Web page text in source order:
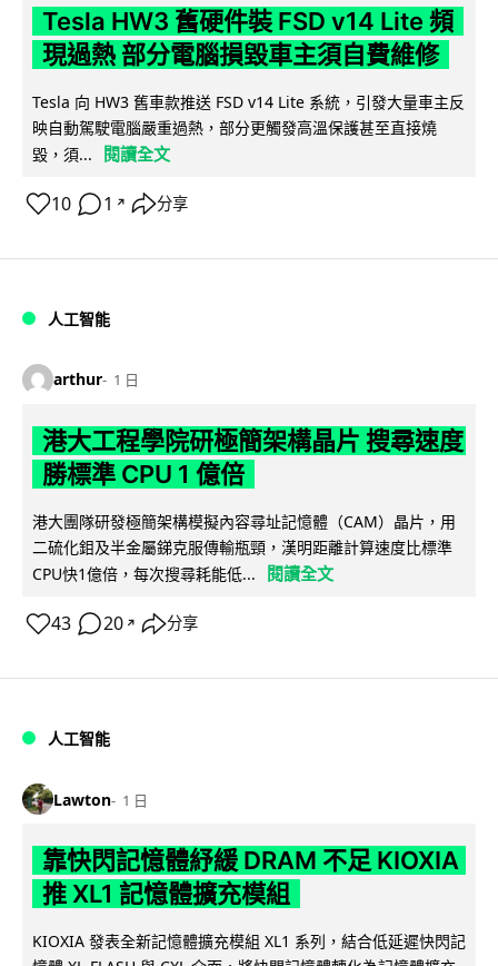
Tesla HW3 舊硬件裝 FSD v14 Lite 頻
現過熱 部分電腦損毀車主須自費維修
Tesla 向 HW3 舊車款推送 FSD v14 Lite 系統，引發大量車主反
映自動駕駛電腦嚴重過熱，部分更觸發高溫保護甚至直接燒
毀，須...
閱讀全文
10 1 ↗ 分享
人工智能
arthur 1 日
港大工程學院研極簡架構晶片 搜尋速度
勝標準 CPU 1 億倍
港大團隊研發極簡架構模擬內容尋址記憶體（CAM）晶片，用
二硫化鉬及半金屬銻克服傳輸瓶頸，漢明距離計算速度比標準
CPU快1億倍，每次搜尋耗能低...
閱讀全文
43 20 ↗ 分享
人工智能
Lawton 1 日
靠快閃記憶體紓緩 DRAM 不足 KIOXIA
推 XL1 記憶體擴充模組
KIOXIA 發表全新記憶體擴充模組 XL1 系列，結合低延遲快閃記